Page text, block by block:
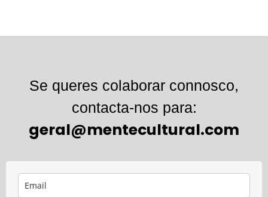
Se queres colaborar connosco,
contacta-nos para:
geral@mentecultural.com